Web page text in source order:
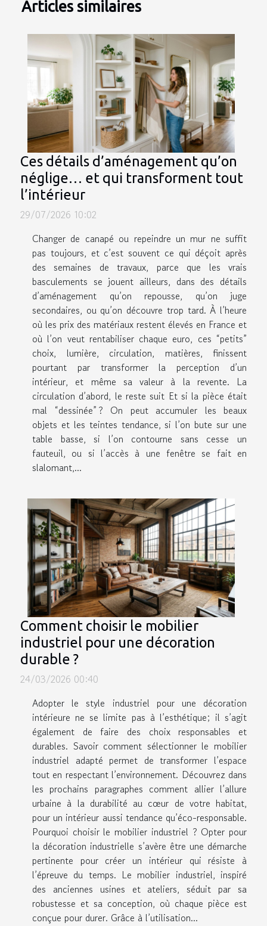
Articles similaires
Ces détails d’aménagement qu’on
néglige… et qui transforment tout
l’intérieur
29/07/2026 10:02
Changer de canapé ou repeindre un mur ne suffit
pas toujours, et c’est souvent ce qui déçoit après
des semaines de travaux, parce que les vrais
basculements se jouent ailleurs, dans des détails
d’aménagement qu’on repousse, qu’on juge
secondaires, ou qu’on découvre trop tard. À l’heure
où les prix des matériaux restent élevés en France et
où l’on veut rentabiliser chaque euro, ces “petits”
choix, lumière, circulation, matières, finissent
pourtant par transformer la perception d’un
intérieur, et même sa valeur à la revente. La
circulation d’abord, le reste suit Et si la pièce était
mal “dessinée” ? On peut accumuler les beaux
objets et les teintes tendance, si l’on bute sur une
table basse, si l’on contourne sans cesse un
fauteuil, ou si l’accès à une fenêtre se fait en
slalomant,...
Comment choisir le mobilier
industriel pour une décoration
durable ?
24/03/2026 00:40
Adopter le style industriel pour une décoration
intérieure ne se limite pas à l’esthétique; il s’agit
également de faire des choix responsables et
durables. Savoir comment sélectionner le mobilier
industriel adapté permet de transformer l’espace
tout en respectant l’environnement. Découvrez dans
les prochains paragraphes comment allier l’allure
urbaine à la durabilité au cœur de votre habitat,
pour un intérieur aussi tendance qu’éco-responsable.
Pourquoi choisir le mobilier industriel ? Opter pour
la décoration industrielle s’avère être une démarche
pertinente pour créer un intérieur qui résiste à
l’épreuve du temps. Le mobilier industriel, inspiré
des anciennes usines et ateliers, séduit par sa
robustesse et sa conception, où chaque pièce est
conçue pour durer. Grâce à l’utilisation...